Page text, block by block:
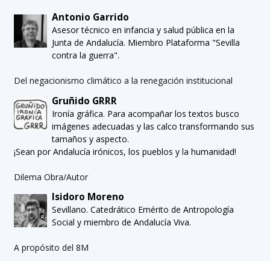
Antonio Garrido
Asesor técnico en infancia y salud pública en la
Junta de Andalucía. Miembro Plataforma "Sevilla
contra la guerra".
Del negacionismo climático a la renegación institucional
Gruñido GRRR
Ironía gráfica. Para acompañar los textos busco
imágenes adecuadas y las calco transformando sus
tamaños y aspecto.
¡Sean por Andalucía irónicos, los pueblos y la humanidad!
Dilema Obra/Autor
Isidoro Moreno
Sevillano. Catedrático Emérito de Antropología
Social y miembro de Andalucía Viva.
A propósito del 8M